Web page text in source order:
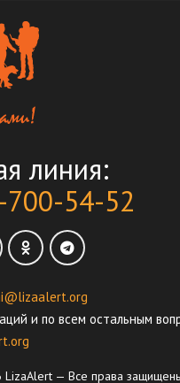
линия:
54-52
и по всем остальным
— Все права